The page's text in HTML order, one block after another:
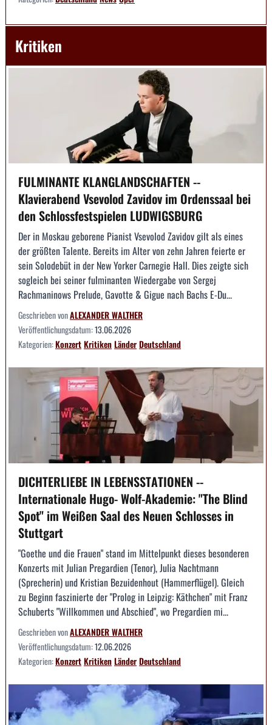
Kritiken
FULMINANTE KLANGLANDSCHAFTEN --
Klavierabend Vsevolod Zavidov im Ordenssaal bei
den Schlossfestspielen LUDWIGSBURG
Der in Moskau geborene Pianist Vsevolod Zavidov gilt als eines
der größten Talente. Bereits im Alter von zehn Jahren feierte er
sein Solodebüt in der New Yorker Carnegie Hall. Dies zeigte sich
sogleich bei seiner fulminanten Wiedergabe von Sergej
Rachmaninows Prelude, Gavotte & Gigue nach Bachs E-Du...
Geschrieben vonALEXANDER WALTHER
Veröffentlichungsdatum:13.06.2026
Kategorien:KonzertKritikenLänderDeutschland
DICHTERLIEBE IN LEBENSSTATIONEN --
Internationale Hugo- Wolf-Akademie: "The Blind
Spot" im Weißen Saal des Neuen Schlosses in
Stuttgart
"Goethe und die Frauen" stand im Mittelpunkt dieses besonderen
Konzerts mit Julian Pregardien (Tenor), Julia Nachtmann
(Sprecherin) und Kristian Bezuidenhout (Hammerflügel). Gleich
zu Beginn faszinierte der "Prolog in Leipzig: Käthchen" mit Franz
Schuberts "Willkommen und Abschied", wo Pregardien mi...
Geschrieben vonALEXANDER WALTHER
Veröffentlichungsdatum:12.06.2026
Kategorien:KonzertKritikenLänderDeutschland